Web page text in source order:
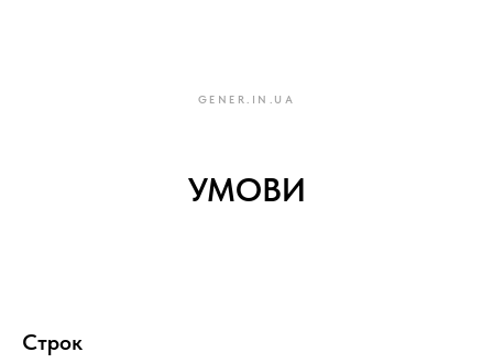
GENER.IN.UA
УМОВИ
Строк
Енергонезалежність